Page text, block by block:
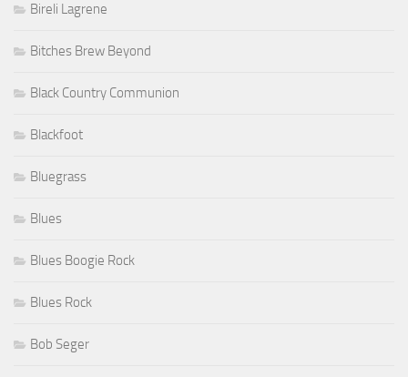
Bireli Lagrene
Bitches Brew Beyond
Black Country Communion
Blackfoot
Bluegrass
Blues
Blues Boogie Rock
Blues Rock
Bob Seger